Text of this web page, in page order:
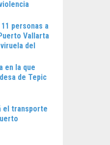
personas a
Vallarta
del
en la que
de Tepic
el transporte